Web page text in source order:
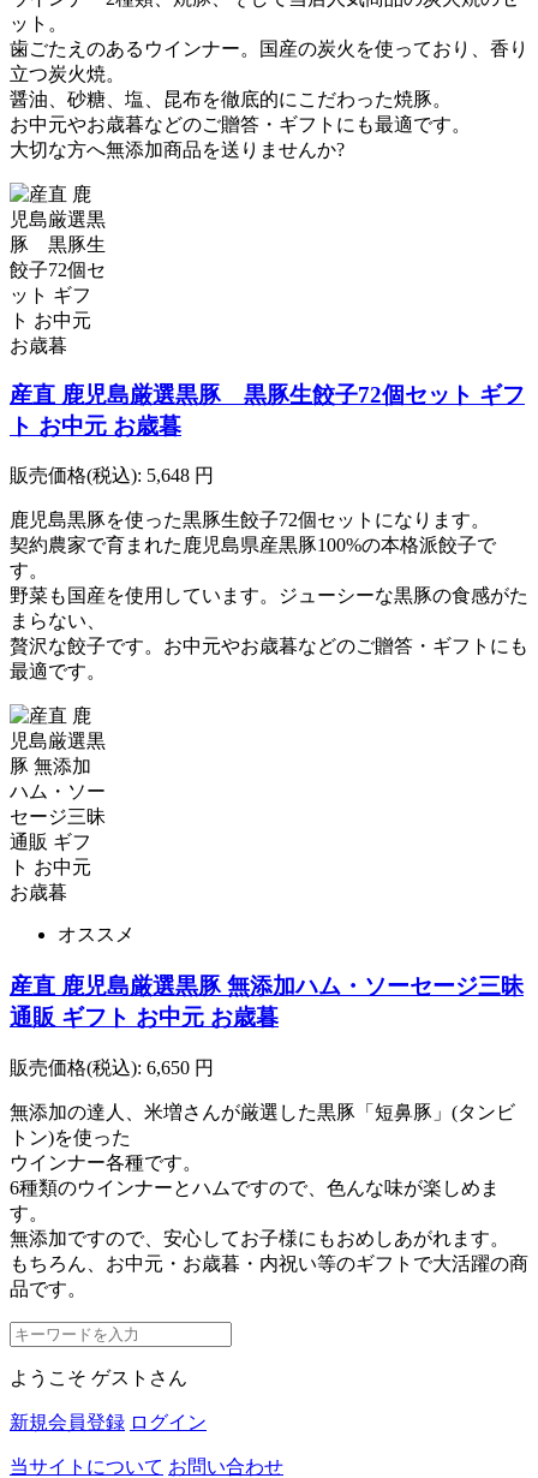
ット。
歯ごたえのあるウインナー。国産の炭火を使っており、香り
立つ炭火焼。
醤油、砂糖、塩、昆布を徹底的にこだわった焼豚。
お中元やお歳暮などのご贈答・ギフトにも最適です。
大切な方へ無添加商品を送りませんか?
産直 鹿児島厳選黒豚 黒豚生餃子72個セット ギフ
ト お中元 お歳暮
販売価格(税込): 5,648 円
鹿児島黒豚を使った黒豚生餃子72個セットになります。
契約農家で育まれた鹿児島県産黒豚100%の本格派餃子で
す。
野菜も国産を使用しています。ジューシーな黒豚の食感がた
まらない、
贅沢な餃子です。お中元やお歳暮などのご贈答・ギフトにも
最適です。
オススメ
産直 鹿児島厳選黒豚 無添加ハム・ソーセージ三昧
通販 ギフト お中元 お歳暮
販売価格(税込): 6,650 円
無添加の達人、米増さんが厳選した黒豚「短鼻豚」(タンビ
トン)を使った
ウインナー各種です。
6種類のウインナーとハムですので、色んな味が楽しめま
す。
無添加ですので、安心してお子様にもおめしあがれます。
もちろん、お中元・お歳暮・内祝い等のギフトで大活躍の商
品です。
ようこそ ゲストさん
新規会員登録 ログイン
当サイトについて お問い合わせ